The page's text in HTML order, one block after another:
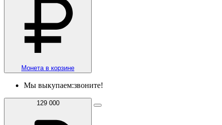
Монета в корзине
Мы выкупаем:звоните!
129 000